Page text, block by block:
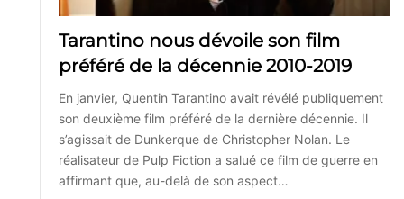
Tarantino nous dévoile son film
préféré de la décennie 2010-2019
En janvier, Quentin Tarantino avait révélé publiquement
son deuxième film préféré de la dernière décennie. Il
s’agissait de Dunkerque de Christopher Nolan. Le
réalisateur de Pulp Fiction a salué ce film de guerre en
affirmant que, au-delà de son aspect…